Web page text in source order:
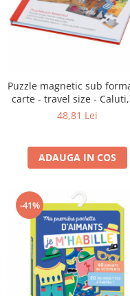
Puzzle magnetic sub
carte - travel size - Caluti,
piese
48,81 Lei
ADAUGA IN COS
-41%